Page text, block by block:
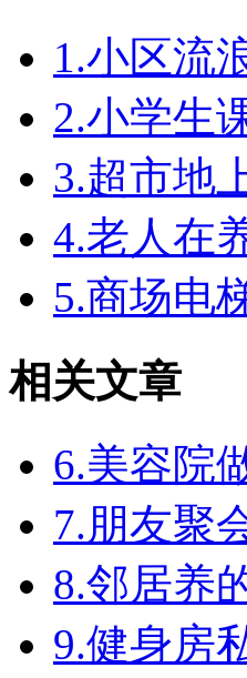
1.小区流
2.小学生
3.超市地
4.老人在
5.商场电
相关文章
6.美容院
7.朋友聚
8.邻居养
9.健身房